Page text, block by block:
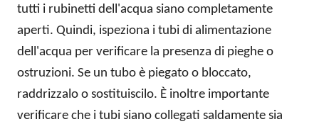
tutti i rubinetti dell'acqua siano completamente
aperti. Quindi, ispeziona i tubi di alimentazione
dell'acqua per verificare la presenza di pieghe o
ostruzioni. Se un tubo è piegato o bloccato,
raddrizzalo o sostituiscilo. È inoltre importante
verificare che i tubi siano collegati saldamente sia